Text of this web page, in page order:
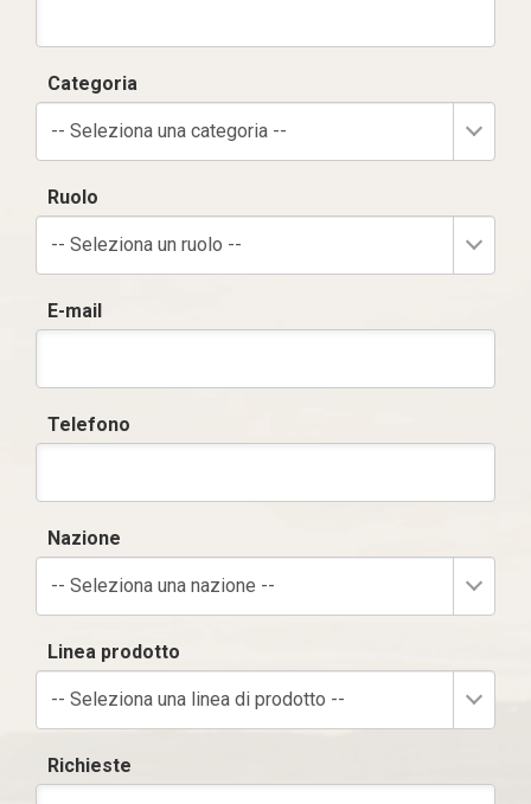
Categoria
-- Seleziona una categoria --
Ruolo
-- Seleziona un ruolo --
E-mail
Telefono
Nazione
-- Seleziona una nazione --
Linea prodotto
-- Seleziona una linea di prodotto --
Richieste